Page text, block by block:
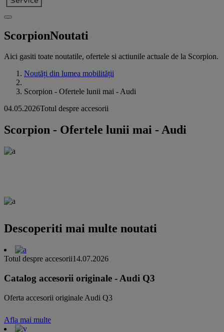
ScorpionNoutati
Aici gasiti toate noutatile, ofertele si actiunile actuale de la Scorpion.
Noutăți din lumea mobilității
Scorpion - Ofertele lunii mai - Audi
04.05.2026Totul despre accesorii
Scorpion - Ofertele lunii mai - Audi
Descoperiti mai multe noutati
Totul despre accesorii14.07.2026
Catalog accesorii originale - Audi Q3
Oferta accesorii originale Audi Q3
Afla mai multe